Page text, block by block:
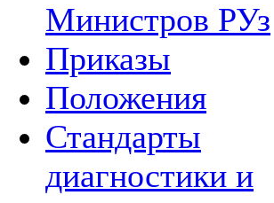
Министров РУз
Приказы
Положения
Стандарты
диагностики и